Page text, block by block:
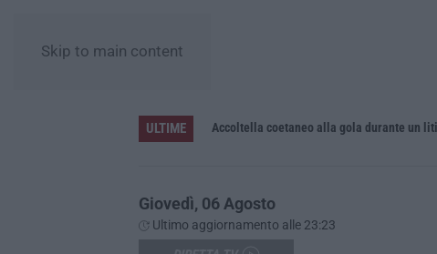
Skip to main content
ULTIME Accoltella coetaneo alla gola durante un
Giovedì, 06 Agosto
Ultimo aggiornamento alle 23:23